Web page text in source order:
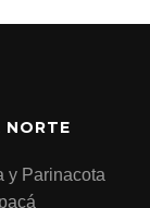
NORTE
y Parinacota